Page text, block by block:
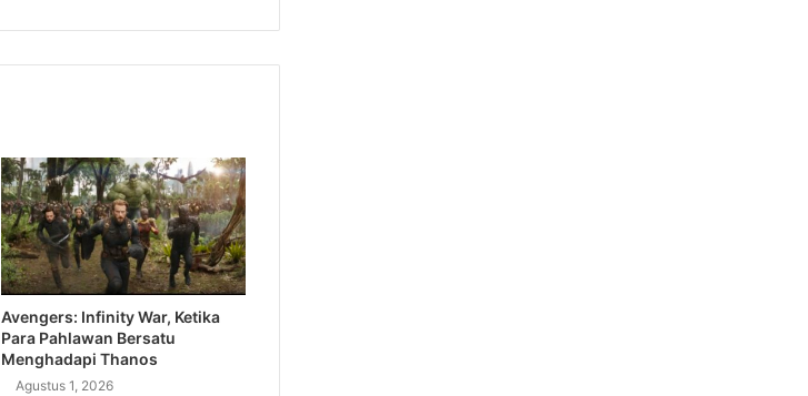
Avengers: Infinity War, Ketika
Para Pahlawan Bersatu
Menghadapi Thanos
Agustus 1, 2026